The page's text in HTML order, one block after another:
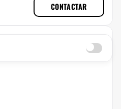
CONTACTAR